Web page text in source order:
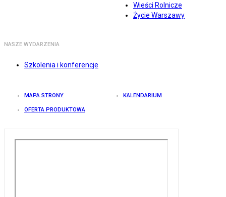
Wieści Rolnicze
Życie Warszawy
NASZE WYDARZENIA
Szkolenia i konferencje
MAPA STRONY KALENDARIUM
OFERTA PRODUKTOWA